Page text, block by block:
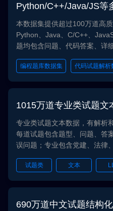
Python/C++/Java/JS等
本数据集提供超过100万道高
Python、Java、C/C++、
题均包含问题、代码答案、详
构化处理，是训练和增强代码
与自动化评测系统的核心数据
编程题库数据集 代码试题解析
程序自动评测训练数据集 多语
1015万道专业类试题文
专业类试题文本数据，有解析
每道试题包含题型、问题、答
误问题；专业包含党建、法律
济、研究生、医学、语言、自
选择题、单项选择题、判断题
该数据可用于大型语言模型（
试题类 文本
大模型
690万道中文试题结构